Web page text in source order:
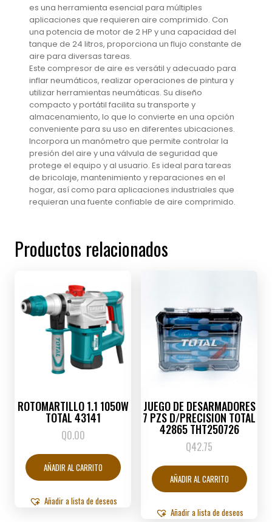
es una herramienta esencial para múltiples
aplicaciones que requieren aire comprimido. Con
una potencia de motor de 2 HP y una capacidad del
tanque de 24 litros, proporciona un flujo constante de
aire para diversas tareas.
Este compresor de aire es versátil y adecuado para
inflar neumáticos, realizar operaciones de pintura y
utilizar herramientas neumáticas. Su diseño
compacto y portátil facilita su transporte y
almacenamiento, lo que lo convierte en una opción
conveniente para su uso en diferentes ubicaciones.
Incorpora un manómetro que permite controlar la
presión del aire y una válvula de seguridad que
protege el equipo y al usuario. Es ideal para tareas
de bricolaje, mantenimiento y reparaciones en el
hogar, así como para aplicaciones industriales que
requieran una fuente confiable de aire comprimido.
Productos relacionados
ROTOMARTILLO 1.1 1050W
TOTAL 43141
Q0.00
AÑADIR AL CARRITO
Añadir a lista de deseos
JUEGO DE DESARMADORES
7 PZS D/PRECISION TOTAL
42865 THT250726
Q42.75
AÑADIR AL CARRITO
Añadir a lista de deseos